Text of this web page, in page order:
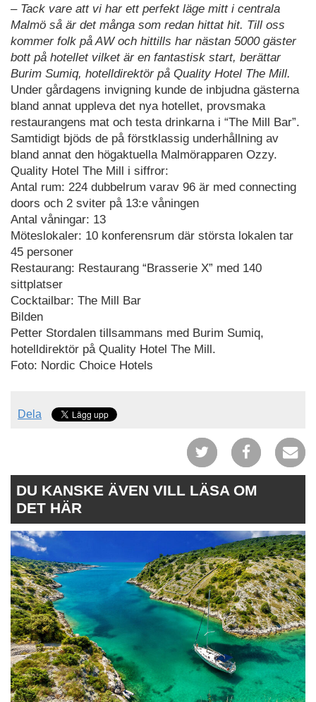
– Tack vare att vi har ett perfekt läge mitt i centrala
Malmö så är det många som redan hittat hit. Till oss
kommer folk på AW och hittills har nästan 5000 gäster
bott på hotellet vilket är en fantastisk start, berättar
Burim Sumiq, hotelldirektör på Quality Hotel The Mill.
Under gårdagens invigning kunde de inbjudna gästerna
bland annat uppleva det nya hotellet, provsmaka
restaurangens mat och testa drinkarna i “The Mill Bar”.
Samtidigt bjöds de på förstklassig underhållning av
bland annat den högaktuella Malmörapparen Ozzy.
Quality Hotel The Mill i siffror:
Antal rum: 224 dubbelrum varav 96 är med connecting
doors och 2 sviter på 13:e våningen
Antal våningar: 13
Möteslokaler: 10 konferensrum där största lokalen tar
45 personer
Restaurang: Restaurang “Brasserie X” med 140
sittplatser
Cocktailbar: The Mill Bar
Bilden
Petter Stordalen tillsammans med Burim Sumiq,
hotelldirektör på Quality Hotel The Mill.
Foto: Nordic Choice Hotels
Dela
DU KANSKE ÄVEN VILL LÄSA OM
DET HÄR